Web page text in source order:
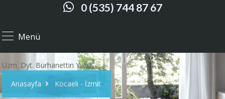
0 (535) 744 87 67
Menü
Uzm. Dyt. Burhanettin Yıldız
Anasayfa
Kocaeli - İzmit